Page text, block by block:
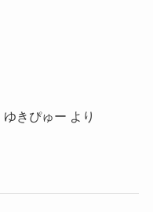
ゆきぴゅー より